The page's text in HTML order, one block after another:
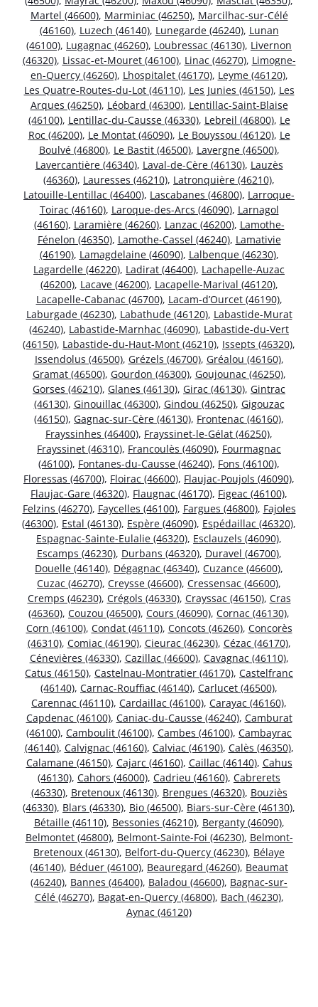
Martel (46600), Marminiac (46250), Marcilhac-sur-Célé
(46160), Luzech (46140), Lunegarde (46240), Lunan
(46100), Lugagnac (46260), Loubressac (46130), Livernon
(46320), Lissac-et-Mouret (46100), Linac (46270), Limogne-
en-Quercy (46260), Lhospitalet (46170), Leyme (46120),
Les Quatre-Routes-du-Lot (46110), Les Junies (46150), Les
Arques (46250), Léobard (46300), Lentillac-Saint-Blaise
(46100), Lentillac-du-Causse (46330), Lebreil (46800), Le
Roc (46200), Le Montat (46090), Le Bouyssou (46120), Le
Boulvé (46800), Le Bastit (46500), Lavergne (46500),
Lavercantière (46340), Laval-de-Cère (46130), Lauzès
(46360), Lauresses (46210), Latronquière (46210),
Latouille-Lentillac (46400), Lascabanes (46800), Larroque-
Toirac (46160), Laroque-des-Arcs (46090), Larnagol
(46160), Laramière (46260), Lanzac (46200), Lamothe-
Fénelon (46350), Lamothe-Cassel (46240), Lamativie
(46190), Lamagdelaine (46090), Lalbenque (46230),
Lagardelle (46220), Ladirat (46400), Lachapelle-Auzac
(46200), Lacave (46200), Lacapelle-Marival (46120),
Lacapelle-Cabanac (46700), Lacam-d’Ourcet (46190),
Laburgade (46230), Labathude (46120), Labastide-Murat
(46240), Labastide-Marnhac (46090), Labastide-du-Vert
(46150), Labastide-du-Haut-Mont (46210), Issepts (46320),
Issendolus (46500), Grézels (46700), Gréalou (46160),
Gramat (46500), Gourdon (46300), Goujounac (46250),
Gorses (46210), Glanes (46130), Girac (46130), Gintrac
(46130), Ginouillac (46300), Gindou (46250), Gigouzac
(46150), Gagnac-sur-Cère (46130), Frontenac (46160),
Frayssinhes (46400), Frayssinet-le-Gélat (46250),
Frayssinet (46310), Francoulès (46090), Fourmagnac
(46100), Fontanes-du-Causse (46240), Fons (46100),
Floressas (46700), Floirac (46600), Flaujac-Poujols (46090),
Flaujac-Gare (46320), Flaugnac (46170), Figeac (46100),
Felzins (46270), Faycelles (46100), Fargues (46800), Fajoles
(46300), Estal (46130), Espère (46090), Espédaillac (46320),
Espagnac-Sainte-Eulalie (46320), Esclauzels (46090),
Escamps (46230), Durbans (46320), Duravel (46700),
Douelle (46140), Dégagnac (46340), Cuzance (46600),
Cuzac (46270), Creysse (46600), Cressensac (46600),
Cremps (46230), Crégols (46330), Crayssac (46150), Cras
(46360), Couzou (46500), Cours (46090), Cornac (46130),
Corn (46100), Condat (46110), Concots (46260), Concorès
(46310), Comiac (46190), Cieurac (46230), Cézac (46170),
Cénevières (46330), Cazillac (46600), Cavagnac (46110),
Catus (46150), Castelnau-Montratier (46170), Castelfranc
(46140), Carnac-Rouffiac (46140), Carlucet (46500),
Carennac (46110), Cardaillac (46100), Carayac (46160),
Capdenac (46100), Caniac-du-Causse (46240), Camburat
(46100), Camboulit (46100), Cambes (46100), Cambayrac
(46140), Calvignac (46160), Calviac (46190), Calès (46350),
Calamane (46150), Cajarc (46160), Caillac (46140), Cahus
(46130), Cahors (46000), Cadrieu (46160), Cabrerets
(46330), Bretenoux (46130), Brengues (46320), Bouziès
(46330), Blars (46330), Bio (46500), Biars-sur-Cère (46130),
Bétaille (46110), Bessonies (46210), Berganty (46090),
Belmontet (46800), Belmont-Sainte-Foi (46230), Belmont-
Bretenoux (46130), Belfort-du-Quercy (46230), Bélaye
(46140), Béduer (46100), Beauregard (46260), Beaumat
(46240), Bannes (46400), Baladou (46600), Bagnac-sur-
Célé (46270), Bagat-en-Quercy (46800), Bach (46230),
Aynac (46120)